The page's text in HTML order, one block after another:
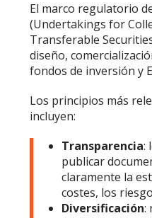
El marco regulatorio
(Undertakings for
Transferable
diseño,
fondos de inversión y
Los principios más
incluyen:
Transparencia:
publicar
claramente la
costes, los
Diversificación: